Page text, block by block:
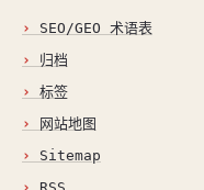
SEO/GEO 术语表
归档
标签
网站地图
Sitemap